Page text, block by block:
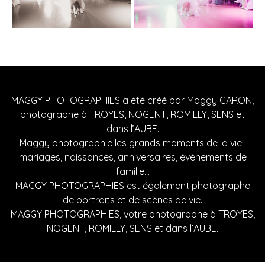
MAGGY PHOTOGRAPHIES a été créé par Maggy CARON,
photographe à TROYES, NOGENT, ROMILLY, SENS et
dans l’AUBE.
Maggy photographie les grands moments de la vie :
mariages, naissances, anniversaires, événements de
famille…
MAGGY PHOTOGRAPHIES est également photographe
de portraits et de scènes de vie.
MAGGY PHOTOGRAPHIES, votre photographe à TROYES,
NOGENT, ROMILLY, SENS et dans l’AUBE.